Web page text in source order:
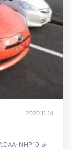
2020.11.14
DAA-NHP10 走